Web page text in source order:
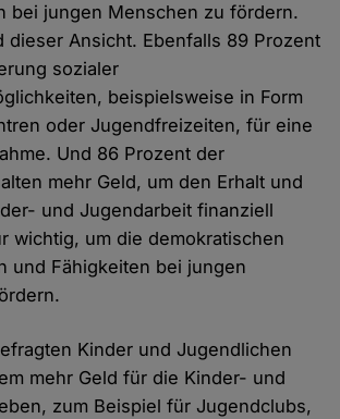
bei jungen Menschen zu fördern.
dieser Ansicht. Ebenfalls 89 Prozent
sozialer
beispielsweise in Form
oder Jugendfreizeiten, für eine
Und 86 Prozent der
mehr Geld, um den Erhalt und
und Jugendarbeit finanziell
wichtig, um die demokratischen
und Fähigkeiten bei jungen
Kinder und Jugendlichen
mehr Geld für die Kinder- und
zum Beispiel für Jugendclubs,